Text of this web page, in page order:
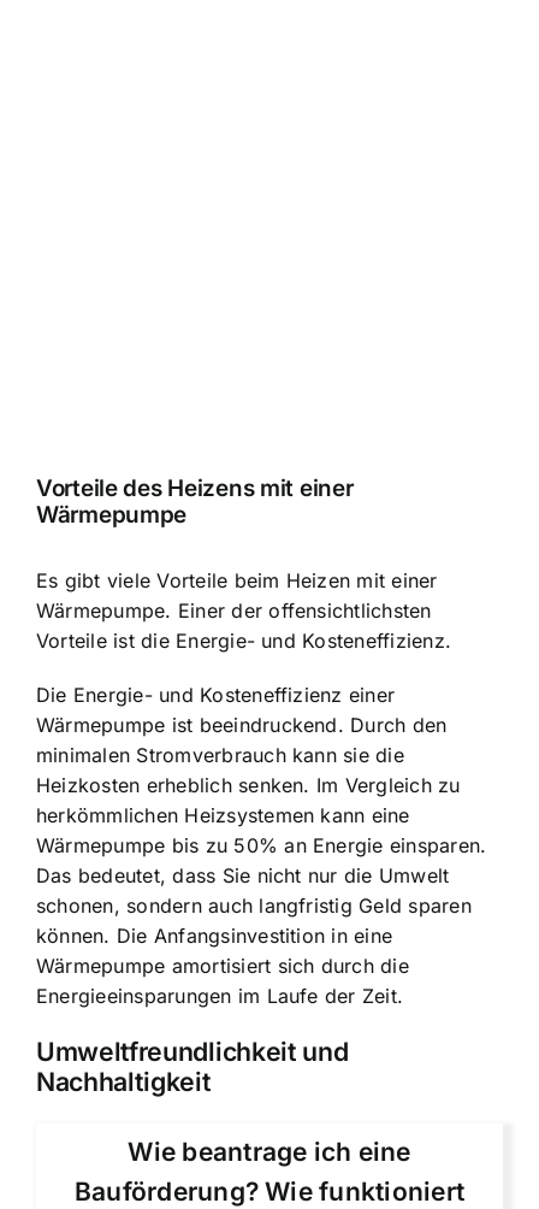
Vorteile des Heizens mit einer
Wärmepumpe
Es gibt viele Vorteile beim Heizen mit einer
Wärmepumpe. Einer der offensichtlichsten
Vorteile ist die Energie- und Kosteneffizienz.
Die Energie- und Kosteneffizienz einer
Wärmepumpe ist beeindruckend. Durch den
minimalen Stromverbrauch kann sie die
Heizkosten erheblich senken. Im Vergleich zu
herkömmlichen Heizsystemen kann eine
Wärmepumpe bis zu 50% an Energie einsparen.
Das bedeutet, dass Sie nicht nur die Umwelt
schonen, sondern auch langfristig Geld sparen
können. Die Anfangsinvestition in eine
Wärmepumpe amortisiert sich durch die
Energieeinsparungen im Laufe der Zeit.
Umweltfreundlichkeit und
Nachhaltigkeit
Wie beantrage ich eine
Bauförderung? Wie funktioniert